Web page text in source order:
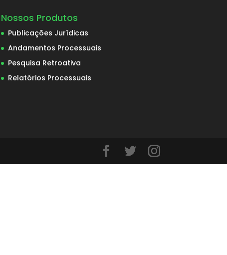
Nossos Produtos
Publicações Jurídicas
Andamentos Processuais
Pesquisa Retroativa
Relatórios Processuais